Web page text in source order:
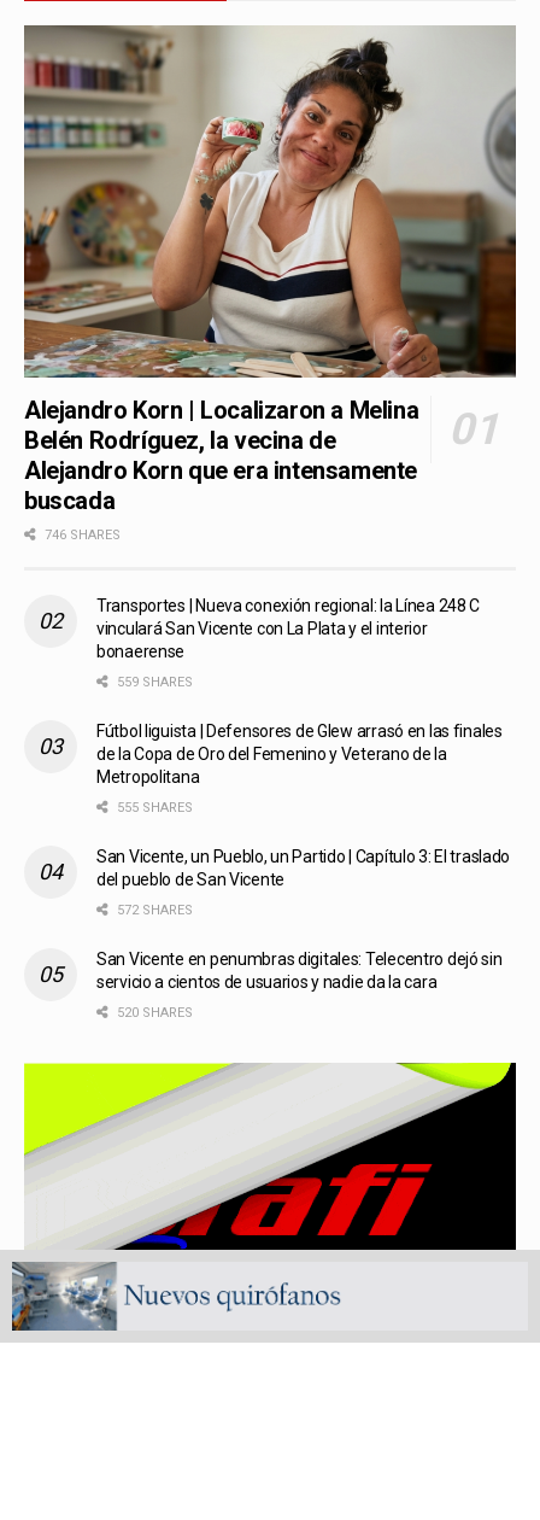
Alejandro Korn | Localizaron a Melina
Belén Rodríguez, la vecina de
Alejandro Korn que era intensamente
buscada
746 SHARES
Transportes | Nueva conexión regional: la Línea 248 C
vinculará San Vicente con La Plata y el interior
bonaerense
559 SHARES
Fútbol liguista | Defensores de Glew arrasó en las finales
de la Copa de Oro del Femenino y Veterano de la
Metropolitana
555 SHARES
San Vicente, un Pueblo, un Partido | Capítulo 3: El traslado
del pueblo de San Vicente
572 SHARES
San Vicente en penumbras digitales: Telecentro dejó sin
servicio a cientos de usuarios y nadie da la cara
520 SHARES